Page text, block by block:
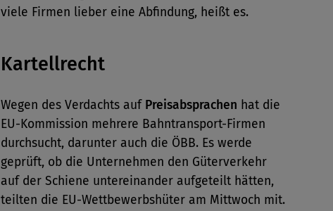
viele Firmen lieber eine Abfindung, heißt es.
Kartellrecht
Wegen des Verdachts auf Preisabsprachen hat die
EU-Kommission mehrere Bahntransport-Firmen
durchsucht, darunter auch die ÖBB. Es werde
geprüft, ob die Unternehmen den Güterverkehr
auf der Schiene untereinander aufgeteilt hätten,
teilten die EU-Wettbewerbshüter am Mittwoch mit.